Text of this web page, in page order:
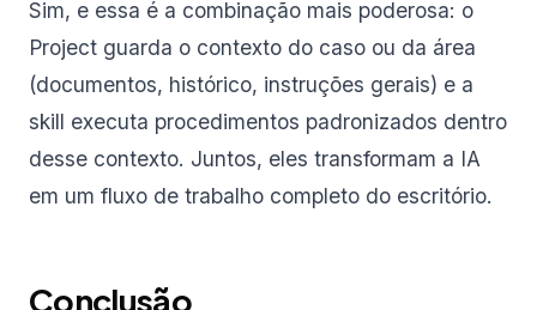
Sim, e essa é a combinação mais poderosa: o
Project guarda o contexto do caso ou da área
(documentos, histórico, instruções gerais) e a
skill executa procedimentos padronizados dentro
desse contexto. Juntos, eles transformam a IA
em um fluxo de trabalho completo do escritório.
Conclusão